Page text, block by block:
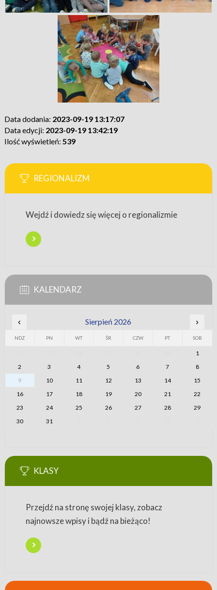
Data dodania: 2023-09-19 13:17:07
Data edycji: 2023-09-19 13:42:19
Ilość wyświetleń: 539
REGIONALIZM
Wejdź i dowiedz się więcej o regionalizmie
KALENDARZ
‹ Sierpień 2026 ›
NDZ PN WT ŚR CZW PT SOB
1
2
3 4 5 6 7
8
9
10 11 12 13 14
15
16
17 18 19 20 21
22
23
24 25 26 27 28
29
30
31
KLASY
Przejdź na stronę swojej klasy, zobacz
najnowsze wpisy i bądź na bieżąco!